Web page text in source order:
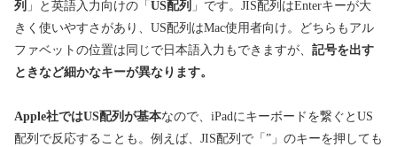
列 」と英語入力向けの「 US配列 」です。JIS配列はEnterキーが大
きく使いやすさがあり、US配列はMac使用者向け。どちらもアル
ファベットの位置は同じで日本語入力もできますが、 記号を出す
ときなど細かなキーが異なります。
Apple社ではUS配列が基本なので、iPadにキーボードを繋ぐとUS
配列で反応することも。例えば、JIS配列で「”」のキーを押しても